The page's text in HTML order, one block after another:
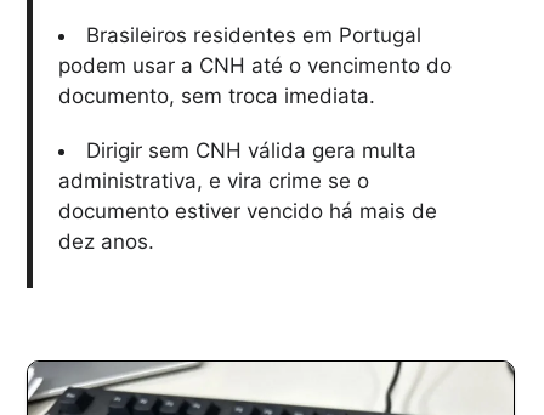
Brasileiros residentes em Portugal
podem usar a CNH até o vencimento do
documento, sem troca imediata.
Dirigir sem CNH válida gera multa
administrativa, e vira crime se o
documento estiver vencido há mais de
dez anos.